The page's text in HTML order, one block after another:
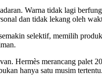
Warna tidak lagi
dan tidak lekang oleh
selektif, memilih
Hermès merancang palet
hanya satu musim tertentu.